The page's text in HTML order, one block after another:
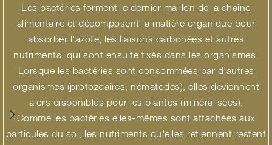
Les bactéries forment le dernier maillon de la chaîne
alimentaire et décomposent la matière organique pour
absorber l'azote, les liaisons carbonées et autres
nutriments, qui sont ensuite fixés dans les organismes.
Lorsque les bactéries sont consommées par d'autres
organismes (protozoaires, nématodes), elles deviennent
alors disponibles pour les plantes (minéralisées).
Comme les bactéries elles-mêmes sont attachées aux
particules du sol, les nutriments qu'elles retiennent restent